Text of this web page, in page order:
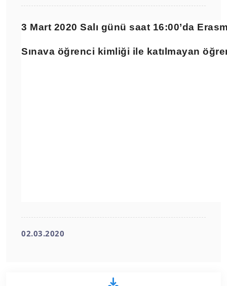
3 Mart 2020 Salı günü saat 16:00’da
Sınava öğrenci kimliği ile katılmayan
02.03.2020